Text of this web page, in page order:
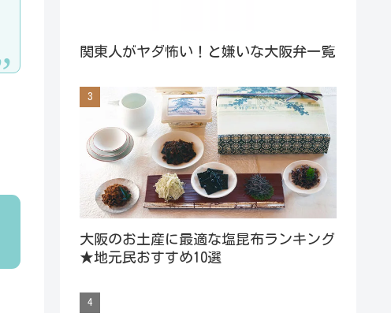
関東人がヤダ怖い！と嫌いな大阪弁一覧
大阪のお土産に最適な塩昆布ランキング
★地元民おすすめ10選